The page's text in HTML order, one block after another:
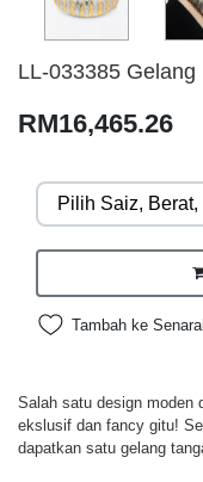
LL-033385
RM16,465.26
Tambah ke
Salah satu design moden
ekslusif dan fancy gitu!
dapatkan satu gelang